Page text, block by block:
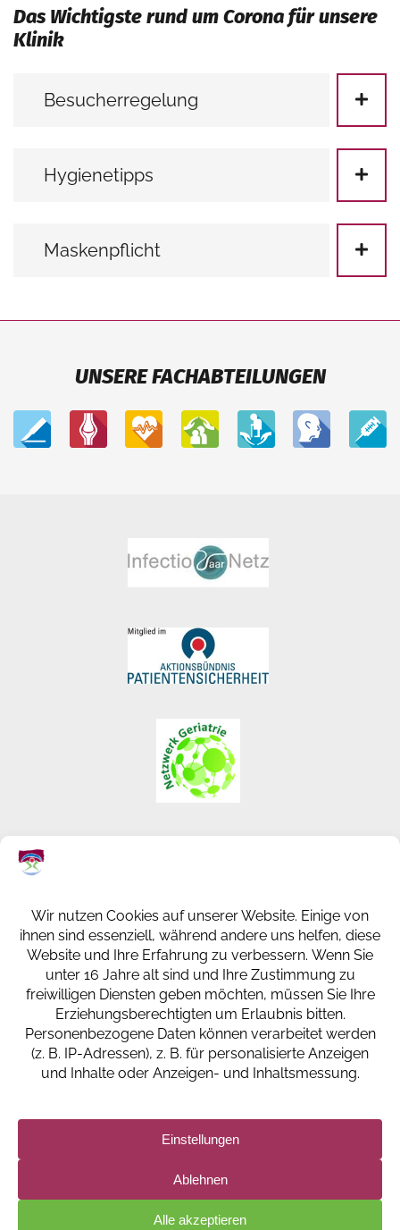
Das Wichtigste rund um Corona für unsere
Klinik
Besucherregelung
Hygienetipps
Maskenpflicht
UNSERE FACHABTEILUNGEN
66386 ST. INGBERT
+49 (0) 6894 108-0
info@kkh-geriatrie-igb.de
FACEBOOK
INSTAGRAM
LINKEDIN
IMPRESSUM
DATENSCHUTZERKLÄRUNG UND -EINSTELLUNGEN